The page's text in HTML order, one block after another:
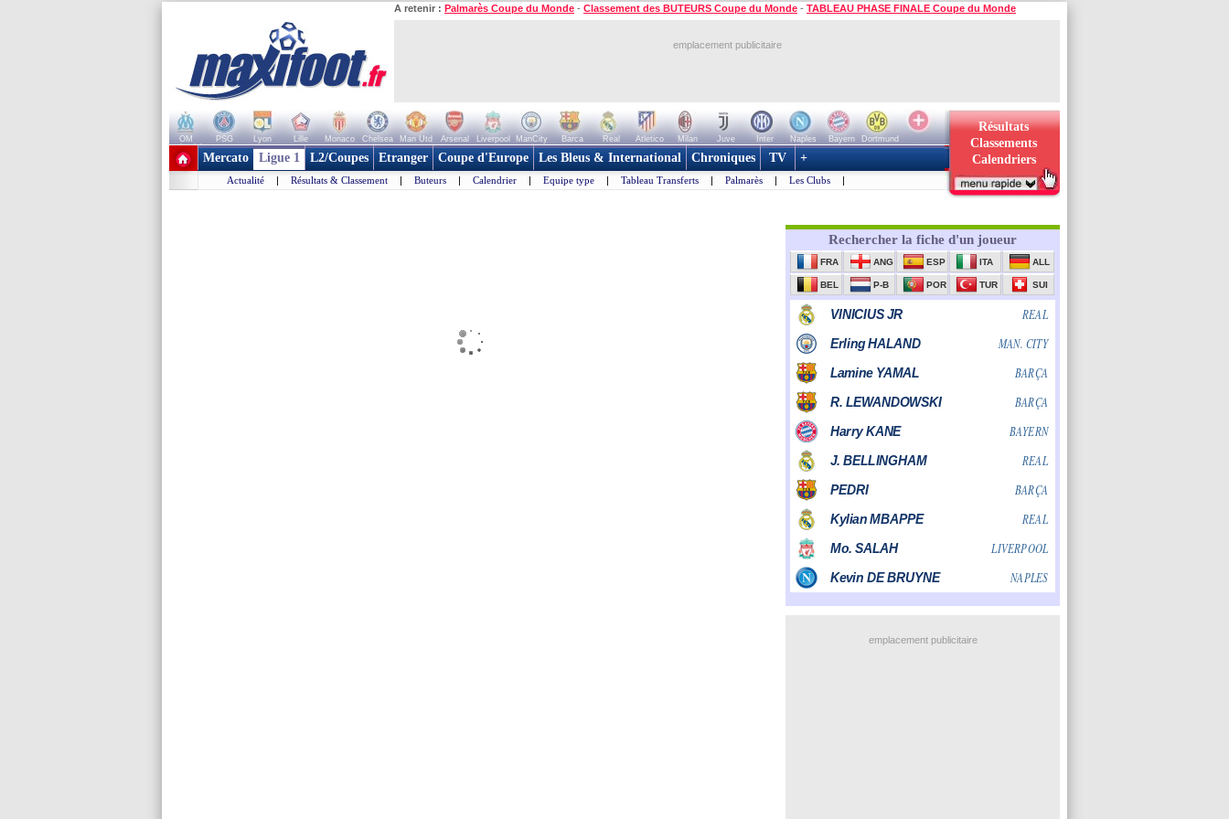
A retenir : Palmarès Coupe du Monde - Classement des BUTEURS Coupe du Monde - TABLEAU PHASE FINALE Coupe du Monde
emplacement publicitaire
OM PSG Lyon Lille Monaco Chelsea Man Utd Arsenal Liverpool ManCity Barca Real Atletico Milan Juve Inter Naples Bayern
Dortmund
+ de clubs
Résultats
Classements
Calendriers
Mercato Ligue 1 L2/Coupes Etranger Coupe d'Europe Les Bleus & International Chroniques TV +
Actualité | Résultats & Classement | Buteurs | Calendrier | Equipe type | Tableau Transferts | Palmarès | Les Clubs |
emplacement publicitaire